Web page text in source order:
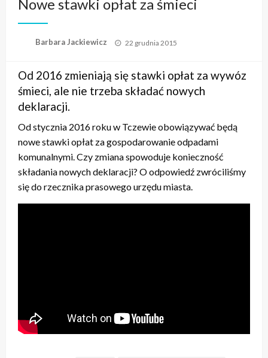
Nowe stawki opłat za śmieci
Barbara Jackiewicz
Opublikowane
22 grudnia 2015
Od 2016 zmieniają się stawki opłat za wywóz
śmieci, ale nie trzeba składać nowych
deklaracji.
Od stycznia 2016 roku w Tczewie obowiązywać będą
nowe stawki opłat za gospodarowanie odpadami
komunalnymi. Czy zmiana spowoduje konieczność
składania nowych deklaracji? O odpowiedź zwróciliśmy
się do rzecznika prasowego urzędu miasta.